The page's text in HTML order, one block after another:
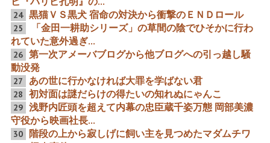
『カノジョも彼女』の手塚
プロ哀みと虎ノ門ニュース
の8月19日の中韓危険が共
鳴 巨匠手塚治虫が泣き姿が
見えた時に救世主高市早苗
とメイドラゴン
アカデミー賞の崩壊超加速
急激顔 日本映画は最盛期に
アカデミー賞から完全無視
ナニコノ超ポリコレ！これ
がグローバルイラン現実だ
ンローはもろく沈んだ「60
24 黒猫ＶＳ黒犬 宿命の対決から衝撃のＥＮＤロール
25
「金田一耕助シリーズ」の草間の陰でひそかに行わ
れていた意外過ぎ...
26 第一次アメーバブログから他ブログへの引っ越し騒
動没発
27 あの世に行かなければ大罪を学ばない君
28 初対面は謎だらけの得たいの知れぬにゃんこ
29 浅野内匠頭を超えて内幕の忠臣蔵千姿万態 岡部美濃
守役から映画社長...
30
階段の上から寂しげに飼い主を見つめたマダムチワ